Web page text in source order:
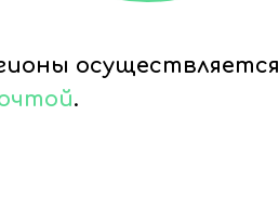
осуществляется
.